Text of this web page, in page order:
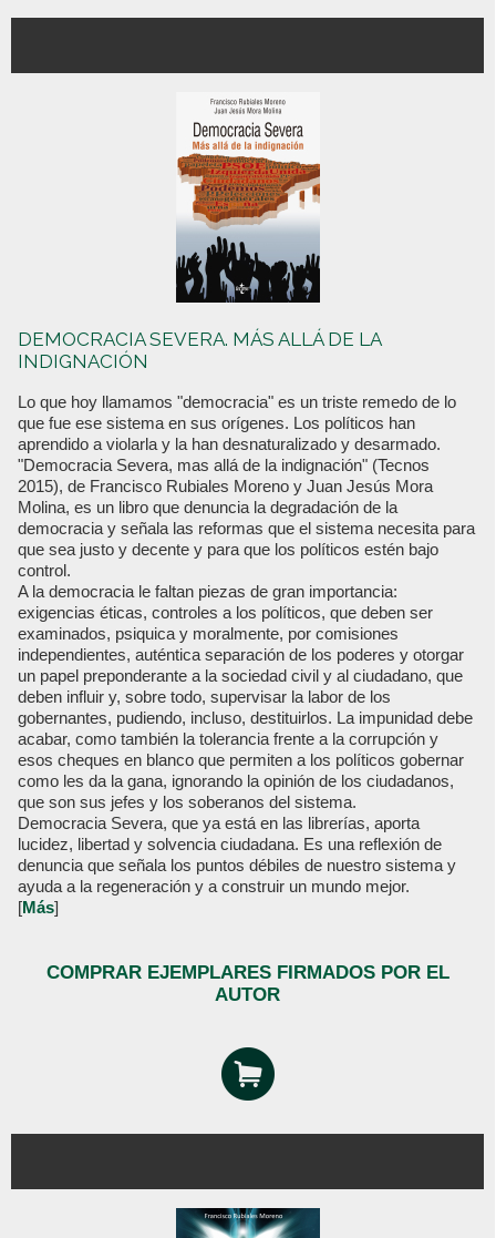
DEMOCRACIA SEVERA. MÁS ALLÁ DE LA
INDIGNACIÓN
Lo que hoy llamamos "democracia" es un triste remedo de lo
que fue ese sistema en sus orígenes. Los políticos han
aprendido a violarla y la han desnaturalizado y desarmado.
"Democracia Severa, mas allá de la indignación" (Tecnos
2015), de Francisco Rubiales Moreno y Juan Jesús Mora
Molina, es un libro que denuncia la degradación de la
democracia y señala las reformas que el sistema necesita para
que sea justo y decente y para que los políticos estén bajo
control.
A la democracia le faltan piezas de gran importancia:
exigencias éticas, controles a los políticos, que deben ser
examinados, psiquica y moralmente, por comisiones
independientes, auténtica separación de los poderes y otorgar
un papel preponderante a la sociedad civil y al ciudadano, que
deben influir y, sobre todo, supervisar la labor de los
gobernantes, pudiendo, incluso, destituirlos. La impunidad debe
acabar, como también la tolerancia frente a la corrupción y
esos cheques en blanco que permiten a los políticos gobernar
como les da la gana, ignorando la opinión de los ciudadanos,
que son sus jefes y los soberanos del sistema.
Democracia Severa, que ya está en las librerías, aporta
lucidez, libertad y solvencia ciudadana. Es una reflexión de
denuncia que señala los puntos débiles de nuestro sistema y
ayuda a la regeneración y a construir un mundo mejor.
[Más]
COMPRAR EJEMPLARES FIRMADOS POR EL
AUTOR